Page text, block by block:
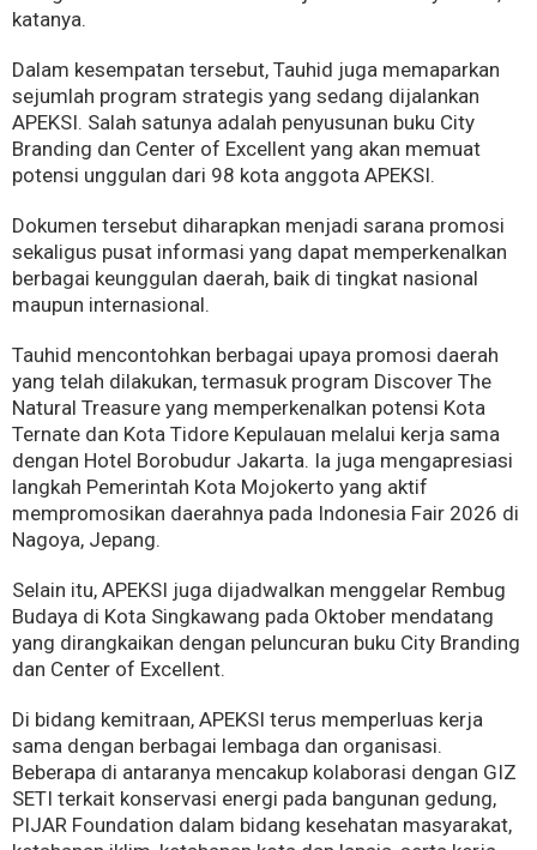
katanya.
Dalam kesempatan tersebut, Tauhid juga memaparkan
sejumlah program strategis yang sedang dijalankan
APEKSI. Salah satunya adalah penyusunan buku City
Branding dan Center of Excellent yang akan memuat
potensi unggulan dari 98 kota anggota APEKSI.
Dokumen tersebut diharapkan menjadi sarana promosi
sekaligus pusat informasi yang dapat memperkenalkan
berbagai keunggulan daerah, baik di tingkat nasional
maupun internasional.
Tauhid mencontohkan berbagai upaya promosi daerah
yang telah dilakukan, termasuk program Discover The
Natural Treasure yang memperkenalkan potensi Kota
Ternate dan Kota Tidore Kepulauan melalui kerja sama
dengan Hotel Borobudur Jakarta. Ia juga mengapresiasi
langkah Pemerintah Kota Mojokerto yang aktif
mempromosikan daerahnya pada Indonesia Fair 2026 di
Nagoya, Jepang.
Selain itu, APEKSI juga dijadwalkan menggelar Rembug
Budaya di Kota Singkawang pada Oktober mendatang
yang dirangkaikan dengan peluncuran buku City Branding
dan Center of Excellent.
Di bidang kemitraan, APEKSI terus memperluas kerja
sama dengan berbagai lembaga dan organisasi.
Beberapa di antaranya mencakup kolaborasi dengan GIZ
SETI terkait konservasi energi pada bangunan gedung,
PIJAR Foundation dalam bidang kesehatan masyarakat,